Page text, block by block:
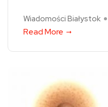
Wiadomości Białystok
Read More